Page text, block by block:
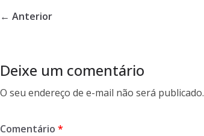
b
k
← Anterior
Deixe um comentário
O seu endereço de e-mail não será publicado.
Comentário *